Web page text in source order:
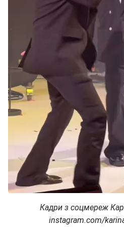
Кадри з соцмереж
instagram.com/